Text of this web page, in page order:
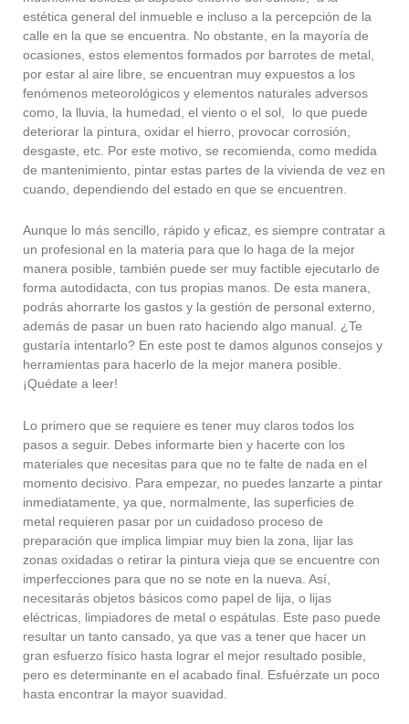
estética general del inmueble e incluso a la percepción de la
calle en la que se encuentra. No obstante,en la mayoría de
ocasiones, estos elementos formados por barrotes de metal,
por estar al aire libre, se encuentran muy expuestos a los
fenómenos meteorológicos y elementos naturales adversos
como, la lluvia, la humedad, el viento o el sol, lo que puede
deteriorar la pintura, oxidar el hierro, provocar corrosión,
desgaste, etc. Por este motivo, se recomienda, como medida
de mantenimiento, pintar estas partes de la vivienda de vez en
cuando, dependiendo del estado en que se encuentren.
Aunque lo más sencillo, rápido y eficaz, es siempre contratar a
un profesional en la materia para que lo haga de la mejor
manera posible, también puede ser muy factible ejecutarlo de
forma autodidacta, con tus propias manos. De esta manera,
podrás ahorrarte los gastos y la gestión de personal externo,
además de pasar un buen rato haciendo algo manual. ¿Te
gustaría intentarlo? En este post te damos algunos consejos y
herramientas para hacerlo de la mejor manera posible.
¡Quédate a leer!
Lo primero que se requiere es tener muy claros todos los
pasos a seguir. Debes informarte bien y hacerte con los
materiales que necesitas para que no te falte de nada en el
momento decisivo. Para empezar, no puedes lanzarte a pintar
inmediatamente, ya que, normalmente, las superficies de
metal requieren pasar por un cuidadoso proceso de
preparación que implica limpiar muy bien la zona, lijar las
zonas oxidadas o retirar la pintura vieja que se encuentre con
imperfecciones para que no se note en la nueva. Así,
necesitarás objetos básicos como papel de lija, o lijas
eléctricas, limpiadores de metal o espátulas. Este paso puede
resultar un tanto cansado, ya que vas a tener que hacer un
gran esfuerzo físico hasta lograr el mejor resultado posible,
pero es determinante en el acabado final. Esfuérzate un poco
hasta encontrar la mayor suavidad.